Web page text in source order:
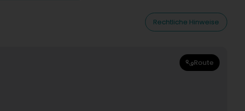
Rechtliche Hinweise
Route